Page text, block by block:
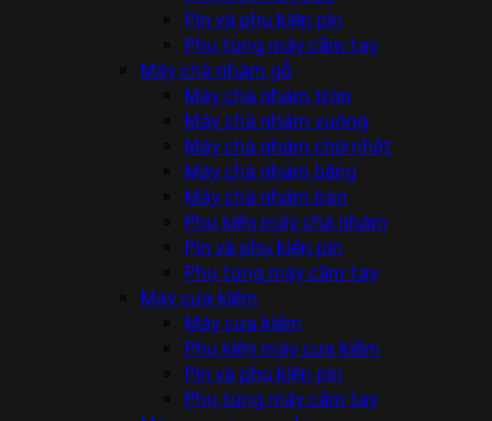
Pin và phụ kiện pin
Phụ tùng máy cầm tay
Máy chà nhám gỗ
Máy chà nhám tròn
Máy chà nhám vuông
Máy chà nhám chữ nhật
Máy chà nhám băng
Máy chà nhám bàn
Phụ kiện máy chà nhám
Pin và phụ kiện pin
Phụ tùng máy cầm tay
Máy cưa kiếm
Máy cưa kiếm
Phụ kiện máy cưa kiếm
Pin và phụ kiện pin
Phụ tùng máy cầm tay